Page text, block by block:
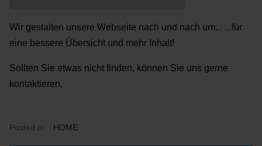
Wir gestalten unsere Webseite nach und nach um... ...für
eine bessere Übersicht und mehr Inhalt!
Sollten Sie etwas nicht finden, können Sie uns gerne
kontaktieren.
Posted in: HOME